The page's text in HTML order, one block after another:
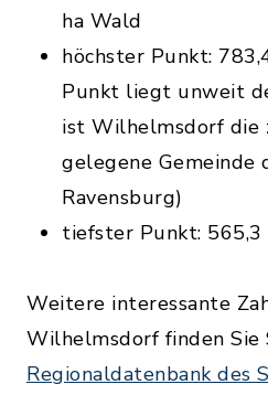
ha Wald
höchster Punkt:
Punkt liegt unweit
ist Wilhelmsdorf die
gelegene Gemeinde
Ravensburg)
tiefster Punkt: 565,3
Weitere interessante
Wilhelmsdorf finden Sie
Regionaldatenbank des